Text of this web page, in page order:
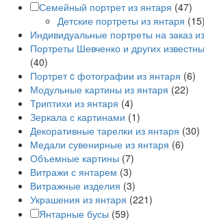
Семейный портрет из янтаря (47)
Детские портреты из янтаря (15)
Индивидуальные портреты на заказ
Портреты Шевченко и других
(40)
Портрет c фотографии из янтаря (6)
Модульные картины из янтаря (22)
Триптихи из янтаря (4)
Зеркала с картинами (1)
Декоративные тарелки из янтаря (30)
Медали сувенирные из янтаря (6)
Объемные картины (7)
Витражи с янтарем (3)
Витражные изделия (3)
Украшения из янтаря (221)
Янтарные бусы (59)